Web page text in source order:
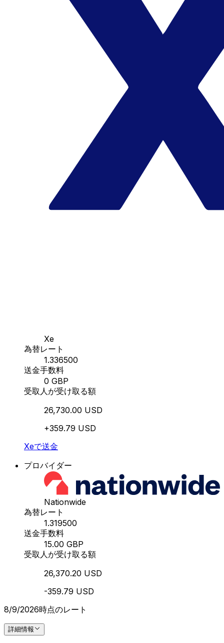
Xe
為替レート
1.336500
送金手数料
0 GBP
受取人が受け取る額
26,730.00 USD
+359.79 USD
Xeで送金
プロバイダー
Nationwide
為替レート
1.319500
送金手数料
15.00 GBP
受取人が受け取る額
26,370.20 USD
-359.79 USD
8/9/2026時点のレート
詳細情報